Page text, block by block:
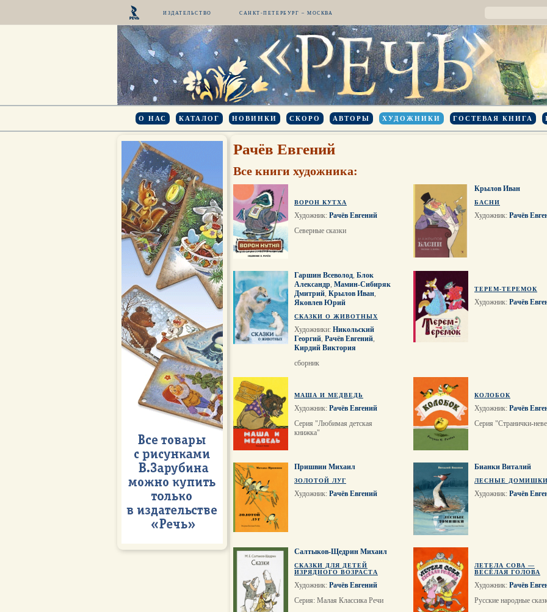
ИЗДАТЕЛЬСТВО САНКТ-ПЕТЕРБУРГ – МОСКВА
О НАС КАТАЛОГ НОВИНКИ СКОРО АВТОРЫ ХУДОЖНИКИ ГОСТЕВАЯ КНИГА
Рачёв Евгений
Все книги художника:
ВОРОН КУТХА
Художник: Рачёв Евгений
Северные сказки
Крылов Иван
БАСНИ
Художник: Рачёв
Гаршин Всеволод, Блок
Александр, Мамин-Сибиряк
Дмитрий, Крылов Иван,
Яковлев Юрий
СКАЗКИ О ЖИВОТНЫХ
Художники: Никольский
Георгий, Рачёв Евгений,
Кирдий Виктория
сборник
ТЕРЕМ-ТЕРЕМОК
Художник: Рачёв
МАША И МЕДВЕДЬ
Художник: Рачёв Евгений
Серия "Любимая детская
книжка"
КОЛОБОК
Художник: Рачёв
Серия "Странички-
Пришвин Михаил
ЗОЛОТОЙ ЛУГ
Художник: Рачёв Евгений
Бианки Виталий
ЛЕСНЫЕ ДОМИШКИ
Художник: Рачёв
Салтыков-Щедрин Михаил
СКАЗКИ ДЛЯ ДЕТЕЙ
ИЗРЯДНОГО ВОЗРАСТА
Художник: Рачёв Евгений
Серия: Малая Классика Речи
ЛЕТЕЛА СОВА —
ВЕСЁЛАЯ ГОЛОВА
Художник: Рачёв
Русские народные